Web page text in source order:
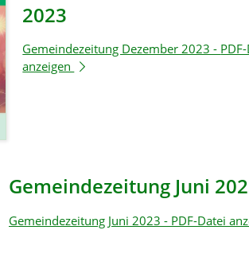
2023
Gemeindezeitung Dezember 2023 -
anzeigen
Gemeindezeitung Juni
Gemeindezeitung Juni 2023 - PDF-Datei